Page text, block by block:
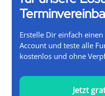
Erstelle Dir einfach
Account und teste alle
kostenlos und ohne
Jetzt